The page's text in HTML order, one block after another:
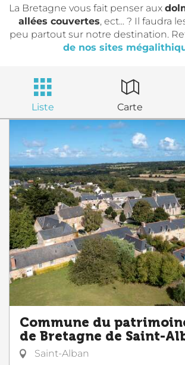
La Bretagne vous fait penser aux
allées couvertes, ect... ? Il faudra
peu partout sur notre destination.
de nos sites
Liste Carte
Commune du
de Bretagne de Saint-
Saint-Alban